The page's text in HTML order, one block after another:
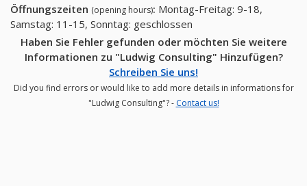
Öffnungszeiten (opening hours): Montag-Freitag: 9-18,
Samstag: 11-15, Sonntag: geschlossen
Haben Sie Fehler gefunden oder möchten Sie weitere
Informationen zu "Ludwig Consulting" Hinzufügen?
Schreiben Sie uns!
Did you find errors or would like to add more details in informations for
"Ludwig Consulting"? - Contact us!